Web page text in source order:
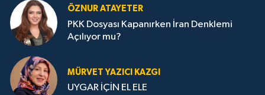
ÖZNUR ATAYETER
PKK Dosyası Kapanırken İran Denklemi
Açılıyor mu?
MÜRVET YAZICI KAZGI
UYGAR İÇİN EL ELE